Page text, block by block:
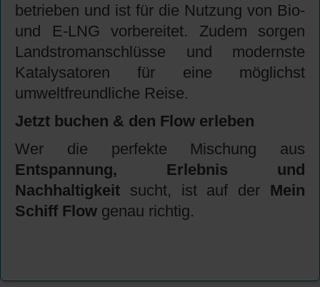
betrieben und ist für die Nutzung von Bio-
und E-LNG vorbereitet. Zudem sorgen
Landstromanschlüsse und modernste
Katalysatoren für eine möglichst
umweltfreundliche Reise.
Jetzt buchen & den Flow erleben
Wer die perfekte Mischung aus
Entspannung, Erlebnis und
Nachhaltigkeit sucht, ist auf der Mein
Schiff Flow genau richtig.